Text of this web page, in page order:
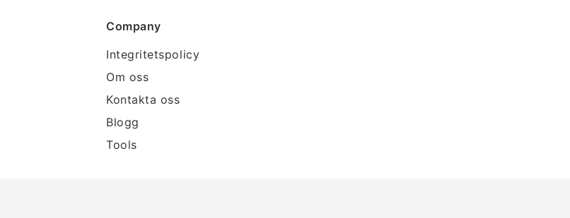
Company
Integritetspolicy
Om oss
Kontakta oss
Blogg
Tools